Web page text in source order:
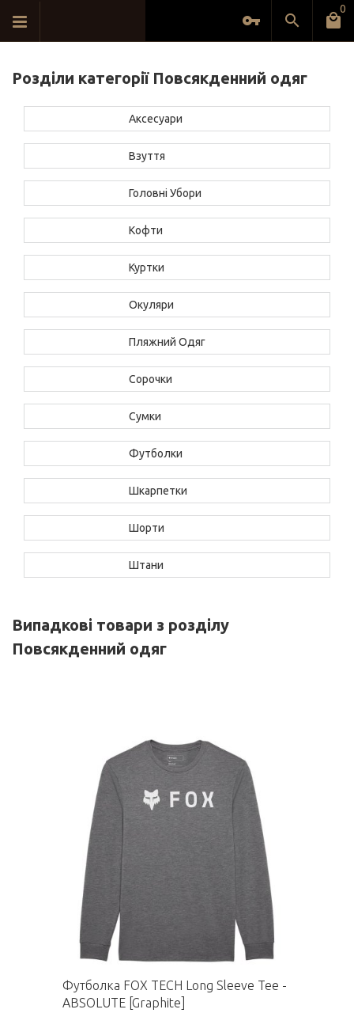
0
Розділи категорії Повсякденний одяг
Аксесуари
Взуття
Головні Убори
Кофти
Куртки
Окуляри
Пляжний Одяг
Сорочки
Сумки
Футболки
Шкарпетки
Шорти
Штани
Випадкові товари з розділу
Повсякденний одяг
Футболка FOX TECH Long Sleeve Tee -
ABSOLUTE [Graphite]